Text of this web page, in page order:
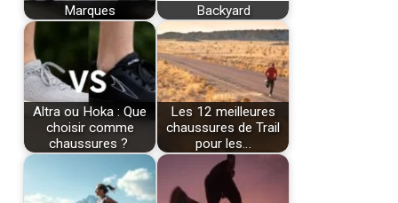
Marques Backyard
Altra ou Hoka : Que
choisir comme
chaussures ?
Les 12 meilleures
chaussures de Trail
pour les…